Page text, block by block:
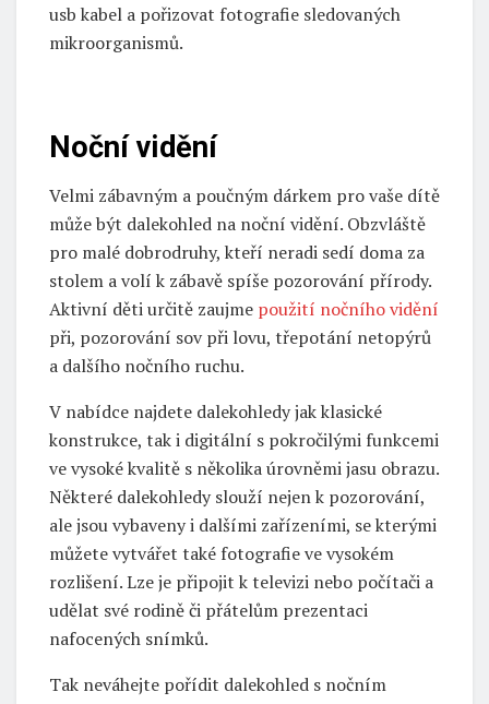
usb kabel a pořizovat fotografie sledovaných
mikroorganismů.
Noční vidění
Velmi zábavným a poučným dárkem pro vaše dítě
může být dalekohled na noční vidění. Obzvláště
pro malé dobrodruhy, kteří neradi sedí doma za
stolem a volí k zábavě spíše pozorování přírody.
Aktivní děti určitě zaujme použití nočního vidění
při, pozorování sov při lovu, třepotání netopýrů
a dalšího nočního ruchu.
V nabídce najdete dalekohledy jak klasické
konstrukce, tak i digitální s pokročilými funkcemi
ve vysoké kvalitě s několika úrovněmi jasu obrazu.
Některé dalekohledy slouží nejen k pozorování,
ale jsou vybaveny i dalšími zařízeními, se kterými
můžete vytvářet také fotografie ve vysokém
rozlišení. Lze je připojit k televizi nebo počítači a
udělat své rodině či přátelům prezentaci
nafocených snímků.
Tak neváhejte pořídit dalekohled s nočním